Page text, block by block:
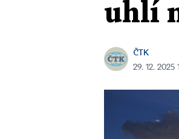
uhlí
ČTK
29. 12. 2025